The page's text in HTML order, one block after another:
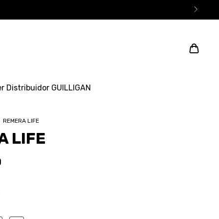
Distribuidor GUILLIGAN
REMERA LIFE
LIFE